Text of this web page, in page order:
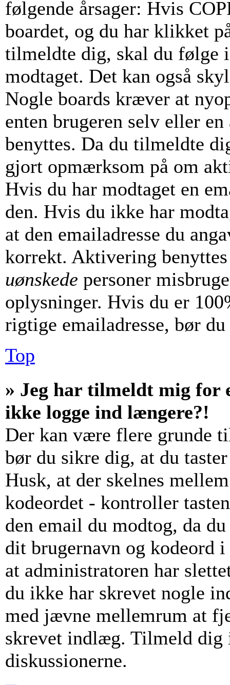
følgende årsager: Hvis
boardet, og du har klikket
tilmeldte dig, skal du følge
modtaget. Det kan også
Nogle boards kræver at
enten brugeren selv eller
benyttes. Da du tilmeldte
gjort opmærksom på om
Hvis du har modtaget en
den. Hvis du ikke har
at den emailadresse du
korrekt. Aktivering
uønskede personer
oplysninger. Hvis du er
rigtige emailadresse, bør
Top
» Jeg har tilmeldt mig for
ikke logge ind længere?!
Der kan være flere grunde
bør du sikre dig, at du
Husk, at der skelnes
kodeordet - kontroller
den email du modtog, da
dit brugernavn og kodeord
at administratoren har
du ikke har skrevet nogle
med jævne mellemrum at
skrevet indlæg. Tilmeld dig
diskussionerne.